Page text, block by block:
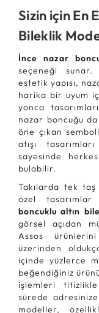
Sizin için En
Bileklik
İnce nazar
seçeneği
estetik yapısı,
harika bir uyum
yonca
nazar boncuğu
öne çıkan
atışı
sayesinde
bulabilir.
Takılarda tek
özel tasarımlar
boncuklu altın
görsel açıdan
Assos
üzerinden
içinde yüzlerce
beğendiğiniz
işlemleri
sürede
modeller,